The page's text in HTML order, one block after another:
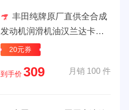
丰田纯牌原厂直供全合成
发动机润滑机油汉兰达卡罗
拉雷凌凯美瑞陆巡 广汽丰田
20元券
到手价 309 月销 100 件